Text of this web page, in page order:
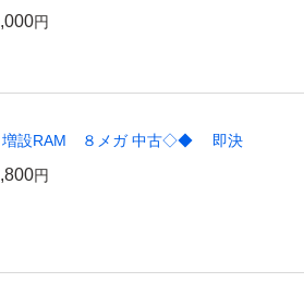
円
増設RAM ８メガ 中古◇◆ 即決
円